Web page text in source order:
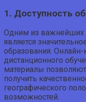
1. Доступность
Одним из важнейших
является
образования.
дистанционного
материалы
получить
географического
возможностей.